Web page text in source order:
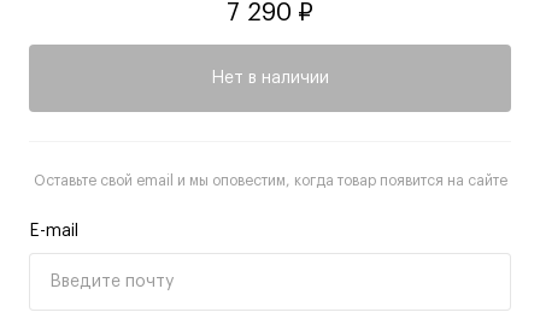
7 290 ₽
Нет в наличии
Оставьте свой email и мы оповестим, когда товар появится на сайте
E-mail